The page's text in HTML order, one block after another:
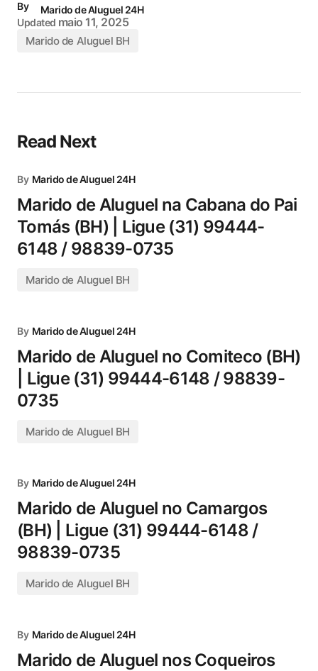
By
Marido de Aluguel 24H
Updated maio 11, 2025
Marido de Aluguel BH
Read Next
By Marido de Aluguel 24H
Marido de Aluguel na Cabana do Pai
Tomás (BH) | Ligue (31) 99444-
6148 / 98839-0735
Marido de Aluguel BH
By Marido de Aluguel 24H
Marido de Aluguel no Comiteco (BH)
| Ligue (31) 99444-6148 / 98839-
0735
Marido de Aluguel BH
By Marido de Aluguel 24H
Marido de Aluguel no Camargos
(BH) | Ligue (31) 99444-6148 /
98839-0735
Marido de Aluguel BH
By Marido de Aluguel 24H
Marido de Aluguel nos Coqueiros